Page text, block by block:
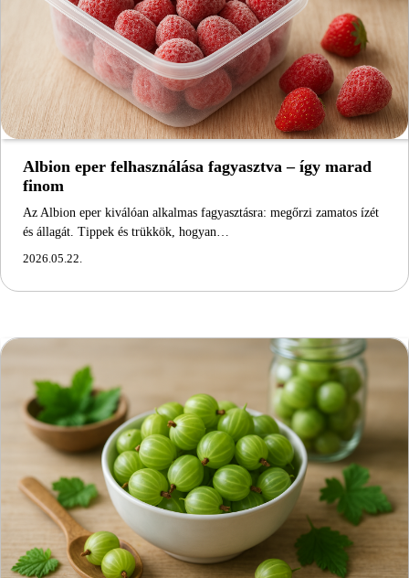
Albion eper felhasználása fagyasztva – így marad
finom
Az Albion eper kiválóan alkalmas fagyasztásra: megőrzi zamatos ízét
és állagát. Tippek és trükkök, hogyan…
2026.05.22.